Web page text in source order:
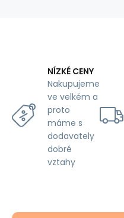
NÍZKÉ CENY
Nakupujeme
ve velkém a
proto
máme s
dodavately
dobré
vztahy